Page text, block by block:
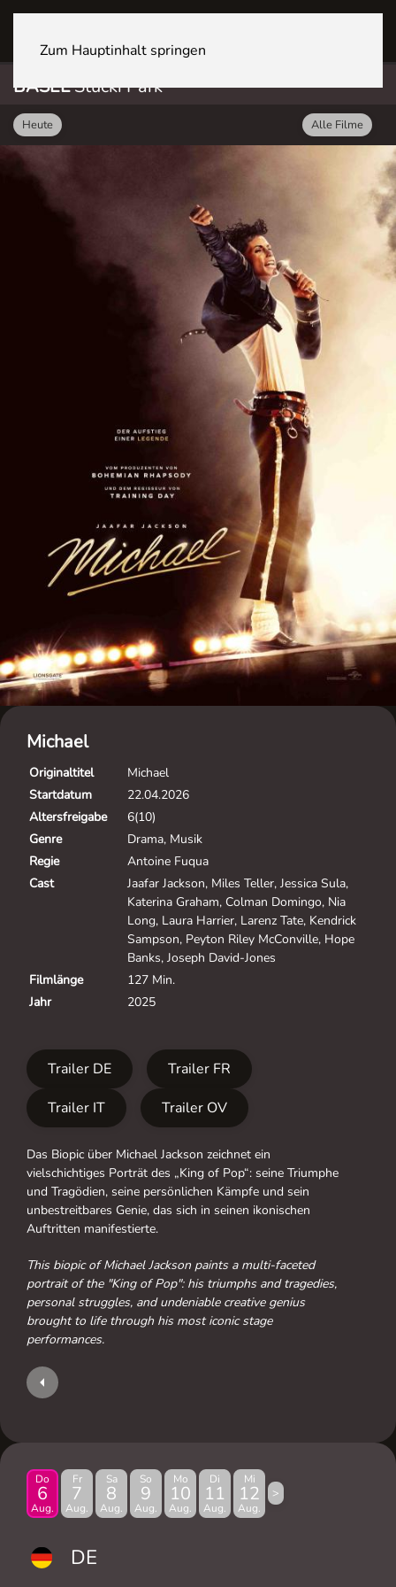
Zum Hauptinhalt springen
BASELStücki Park
Heute Alle Filme
Michael
Originaltitel
Michael
Startdatum
22.04.2026
Altersfreigabe
6(10)
Genre
Drama, Musik
Regie
Antoine Fuqua
Cast
Jaafar Jackson, Miles Teller, Jessica Sula,
Katerina Graham, Colman Domingo, Nia
Long, Laura Harrier, Larenz Tate, Kendrick
Sampson, Peyton Riley McConville, Hope
Banks, Joseph David-Jones
Filmlänge
127 Min.
Jahr
2025
Trailer DE
Trailer FR
Trailer IT
Trailer OV
Das Biopic über Michael Jackson zeichnet ein
vielschichtiges Porträt des „King of Pop“: seine Triumphe
und Tragödien, seine persönlichen Kämpfe und sein
unbestreitbares Genie, das sich in seinen ikonischen
Auftritten manifestierte.
This biopic of Michael Jackson paints a multi-faceted
portrait of the "King of Pop": his triumphs and tragedies,
personal struggles, and undeniable creative genius
brought to life through his most iconic stage
performances.
Do
6
Aug.
Fr
7
Aug.
Sa
8
Aug.
So
9
Aug.
Mo
10
Aug.
Di
11
Aug.
Mi
12
Aug.
>
DE